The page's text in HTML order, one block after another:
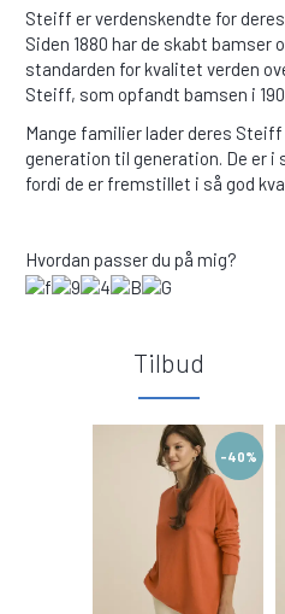
Steiff er verdenskendte for
Siden 1880 har de skabt bamser
standarden for kvalitet verden
Steiff, som opfandt bamsen i
Mange familier lader deres
generation til generation. De er
fordi de er fremstillet i så god
Hvordan passer du på mig?
Tilbud
-40%